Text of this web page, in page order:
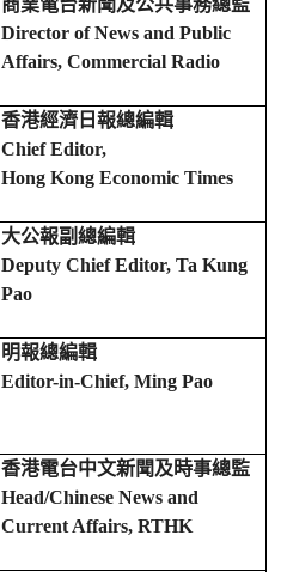
商業電台新聞及公共事務總監
Director of News and Public
Affairs, Commercial Radio
香港經濟日報總編輯
Chief Editor,
Hong Kong Economic Times
大公報副總編輯
Deputy Chief Editor, Ta Kung
Pao
明報總編輯
Editor-in-Chief, Ming Pao
香港電台中文新聞及時事總監
Head/Chinese News and
Current Affairs, RTHK